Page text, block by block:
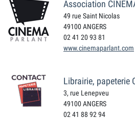
Association
49 rue Saint Nicolas
49100 ANGERS
02 41 20 93 81
www.cinemaparlant.com
Librairie, papeterie
3, rue Lenepveu
49100 ANGERS
02 41 88 92 94